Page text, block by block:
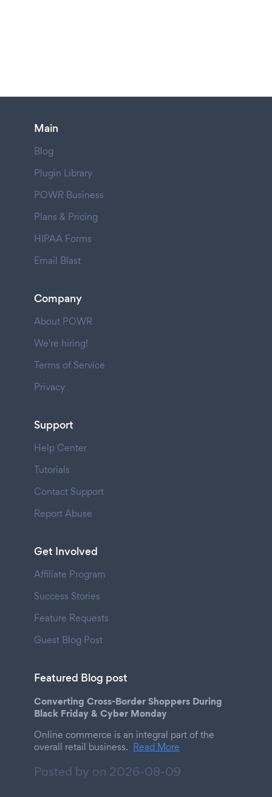
Main
Blog
Plugin Library
POWR Business
Plans & Pricing
HIPAA Forms
Email Blast
Company
About POWR
We're hiring!
Terms of Service
Privacy
Support
Help Center
Tutorials
Contact Support
Report Abuse
Get Involved
Affiliate Program
Success Stories
Feature Requests
Guest Blog Post
Featured Blog post
Converting Cross-Border Shoppers During
Black Friday & Cyber Monday
Online commerce is an integral part of the
overall retail business. Read More
Posted by on 2026-08-09